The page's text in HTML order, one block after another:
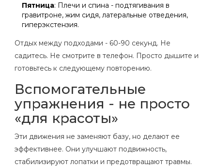
Пятница: Плечи и спина - подтягивания в
гравитроне, жим сидя, латеральные отведения,
гиперэкстензия.
Отдых между подходами - 60-90 секунд. Не
садитесь. Не смотрите в телефон. Просто дышите и
готовьтесь к следующему повторению.
Вспомогательные
упражнения - не просто
«для красоты»
Эти движения не заменяют базу, но делают ее
эффективнее. Они улучшают подвижность,
стабилизируют лопатки и предотвращают травмы.